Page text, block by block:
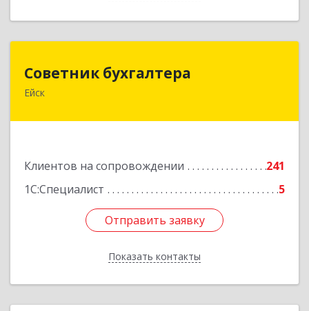
Советник бухгалтера
Ейск
Клиентов на сопровождении
241
1С:Специалист
5
Отправить заявку
Показать контакты
353691, Краснодарский край, Ейский р-н, Ейск г,
Отправить заявку
Назад